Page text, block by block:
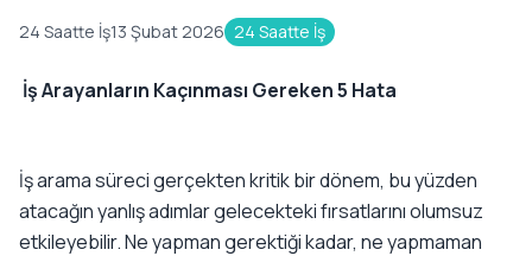
24 Saatte İş13 Şubat 2026 24 Saatte İş
İş Arayanların Kaçınması Gereken 5 Hata
İş arama süreci gerçekten kritik bir dönem, bu yüzden
atacağın yanlış adımlar gelecekteki fırsatlarını olumsuz
etkileyebilir. Ne yapman gerektiği kadar, ne yapmaman